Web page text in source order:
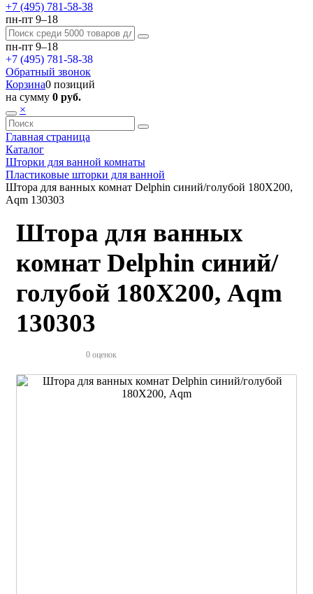
+7 (495) 781-58-38
пн-пт 9–18
пн-пт 9–18
+7 (495) 781-58-38
Обратный звонок
Корзина0 позиций
на сумму 0 руб.
×
Главная страница
Каталог
Шторки для ванной комнаты
Пластиковые шторки для ванной
Штора для ванных комнат Delphin синий/голубой 180Х200,
Aqm 130303
Штора для ванных
комнат Delphin синий/
голубой 180Х200, Aqm
130303
0 оценок